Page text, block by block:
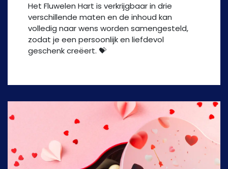
Het Fluwelen Hart is verkrijgbaar in drie
verschillende maten en de inhoud kan
volledig naar wens worden samengesteld,
zodat je een persoonlijk en liefdevol
geschenk creëert. 💝